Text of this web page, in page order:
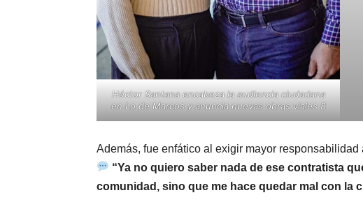
Héctor Santana encabeza la audiencia ciudadana
en Lo de Marcos y anuncia nuevas obras viales 8
Además, fue enfático al exigir mayor responsabilidad
“Ya no quiero saber nada de ese contratista
comunidad, sino que me hace quedar mal con la